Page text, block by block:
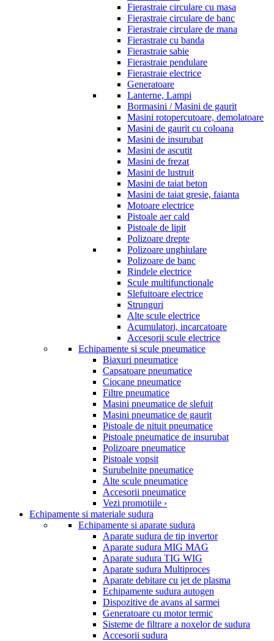
Fierastraie circulare cu masa
Fierastraie circulare de banc
Fierastraie circulare de mana
Fierastraie cu banda
Fierastraie sabie
Fierastraie pendulare
Fierastraie electrice
Generatoare
Lanterne, Lampi
Bormasini / Masini de gaurit
Masini rotopercutoare, demolatoare
Masini de gaurit cu coloana
Masini de insurubat
Masini de ascutit
Masini de frezat
Masini de lustruit
Masini de taiat beton
Masini de taiat gresie, faianta
Motoare electrice
Pistoale aer cald
Pistoale de lipit
Polizoare drepte
Polizoare unghiulare
Polizoare de banc
Rindele electrice
Scule multifunctionale
Slefuitoare electrice
Strunguri
Alte scule electrice
Acumulatori, incarcatoare
Accesorii scule electrice
Echipamente si scule pneumatice
Biaxuri pneumatice
Capsatoare pneumatice
Ciocane pneumatice
Filtre pneumatice
Masini pneumatice de slefuit
Masini pneumatice de gaurit
Pistoale de nituit pneumatice
Pistoale pneumatice de insurubat
Polizoare pneumatice
Pistoale vopsit
Surubelnite pneumatice
Alte scule pneumatice
Accesorii pneumatice
Vezi promotiile ›
Echipamente si materiale sudura
Echipamente si aparate sudura
Aparate sudura de tip invertor
Aparate sudura MIG MAG
Aparate sudura TIG WIG
Aparate sudura Multiproces
Aparate debitare cu jet de plasma
Echipamente sudura autogen
Dispozitive de avans al sarmei
Generatoare cu motor termic
Sisteme de filtrare a noxelor de sudura
Accesorii sudura